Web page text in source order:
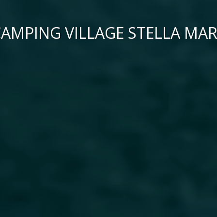
VILLAGE STELLA